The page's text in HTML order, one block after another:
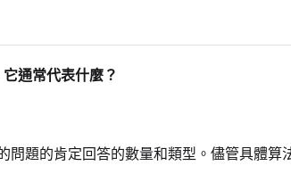
通常代表什麼？
問題的肯定回答的數量和類型。儘管具體算